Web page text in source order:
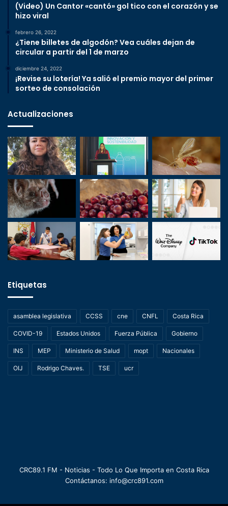
(Video) Un Cantor «cantó» gol tico con el corazón y se
hizo viral
febrero 26, 2022
¿Tiene billetes de algodón? Vea cuáles dejan de
circular a partir del 1 de marzo
diciembre 24, 2022
¡Revise su lotería! Ya salió el premio mayor del primer
sorteo de consolación
Actualizaciones
Etiquetas
asamblea legislativa CCSS cne CNFL Costa Rica
COVID-19 Estados Unidos Fuerza Pública Gobierno
INS MEP Ministerio de Salud mopt Nacionales
OIJ Rodrigo Chaves. TSE ucr
CRC89.1 FM - Noticias - Todo Lo Que Importa en Costa Rica
Contáctanos: info@crc891.com